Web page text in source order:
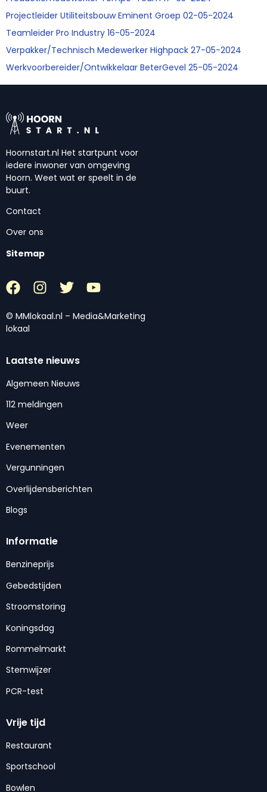
Projectleider Utiliteitsbouw Eminent Groep 02-05-2024
Teamleider Pro Industry 16-05-2024
Verpakker/Technisch Medewerker Highpack 27-05-2024
Werkvoorbereider/Ontwikkelaar BeterGevel 25-05-2024
Hoornstart.nl Het startpunt voor
iedere inwoner van omgeving
Hoorn. Weet wat er speelt in de
buurt.
Contact
Over ons
Sitemap
© MMlokaal.nl – Media&Marketing
lokaal
Laatste nieuws
Algemeen Nieuws
112 meldingen
Weer
Evenementen
Vergunningen
Overlijdensberichten
Blogs
Informatie
Benzineprijs
Gebedstijden
Stroomstoring
Koningsdag
Rommelmarkt
Stemwijzer
PCR-test
Vrije tijd
Restaurant
Sportschool
Bowlen